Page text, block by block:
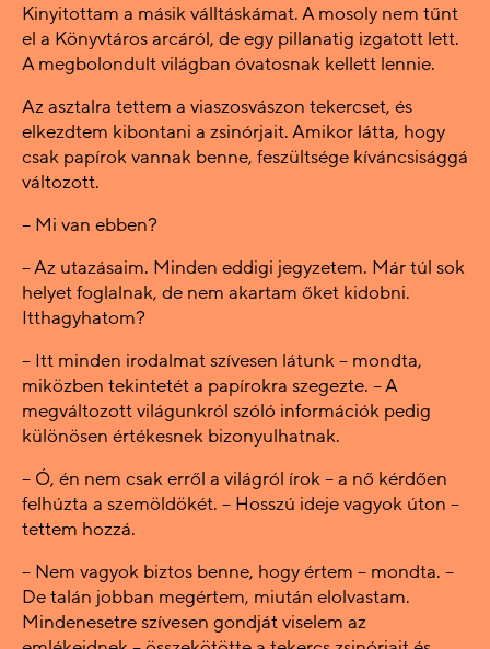
Kinyitottam a másik válltáskámat. A mosoly nem tűnt
el a Könyvtáros arcáról, de egy pillanatig izgatott lett.
A megbolondult világban óvatosnak kellett lennie.
Az asztalra tettem a viaszosvászon tekercset, és
elkezdtem kibontani a zsinórjait. Amikor látta, hogy
csak papírok vannak benne, feszültsége kíváncsisággá
változott.
– Mi van ebben?
– Az utazásaim. Minden eddigi jegyzetem. Már túl sok
helyet foglalnak, de nem akartam őket kidobni.
Itthagyhatom?
– Itt minden irodalmat szívesen látunk – mondta,
miközben tekintetét a papírokra szegezte. – A
megváltozott világunkról szóló információk pedig
különösen értékesnek bizonyulhatnak.
– Ó, én nem csak erről a világról írok – a nő kérdően
felhúzta a szemöldökét. – Hosszú ideje vagyok úton –
tettem hozzá.
– Nem vagyok biztos benne, hogy értem – mondta. –
De talán jobban megértem, miután elolvastam.
Mindenesetre szívesen gondját viselem az